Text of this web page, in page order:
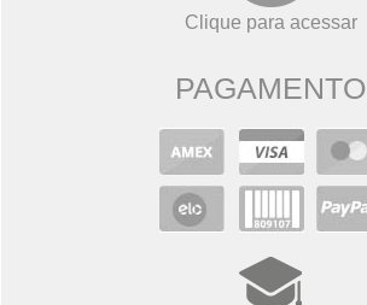
Clique para acessar
PAGAMENTO